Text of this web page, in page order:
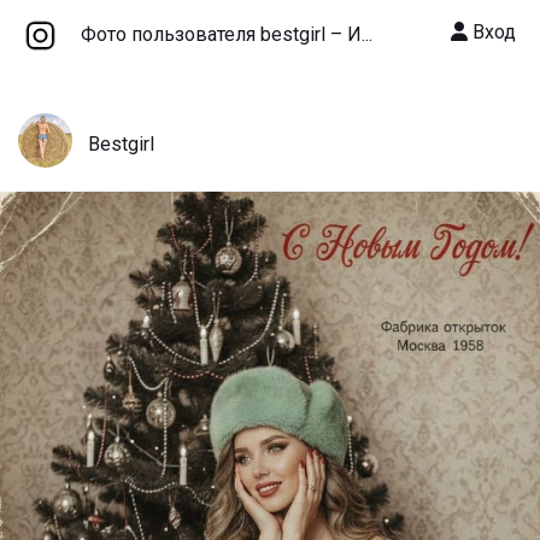
Фото пользователя bestgirl – И... Вход
Bestgirl